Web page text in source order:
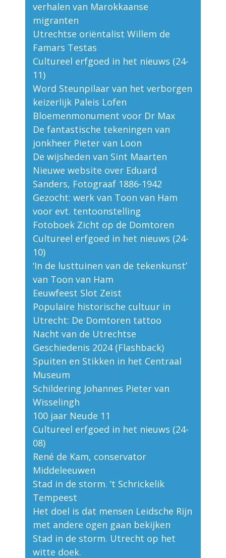
verhalen van Marokkaanse
migranten
Utrechtse oriëntalist Willem de
Famars Testas
Cultureel erfgoed in het nieuws (24-
11)
Word Steunpilaar van het verborgen
keizerlijk Paleis Lofen
Bloemenmonument voor Dr Max
De fantastische tekeningen van
jonkheer Pieter van Loon
De wijsheden van Sint Maarten
Nieuwe website over Eduard
Sanders, Fotograaf 1886-1942
Gezocht: werk van Toon van Ham
voor evt. tentoonstelling
Fotoboek Zicht op de Domtoren
Cultureel erfgoed in het nieuws (24-
10)
‘In de lusttuinen van de tekenkunst’
van Toon van Ham
Eeuwfeest Slot Zeist
Populaire historische cultuur in
Utrecht: De Domtoren tattoo
Nacht van de Utrechtse
Geschiedenis 2024 (Flashback)
Spuiten en Stikken in het Centraal
Museum
Schildering Johannes Pieter van
Wisselingh
100 jaar Neude 11
Cultureel erfgoed in het nieuws (24-
08)
René de Kam, conservator
Middeleeuwen
Stad in de storm. ’t Schrickelik
Tempeest
Het doel is dat mensen Leidsche Rijn
met andere ogen gaan bekijken
Stad in de storm. Utrecht op het
witte doek.